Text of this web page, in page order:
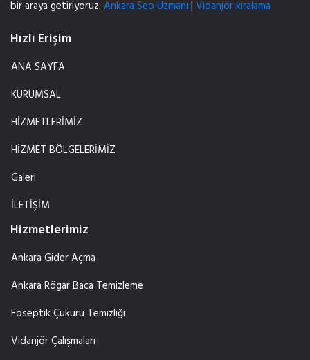
bir araya getiriyoruz. Ankara Seo Uzmanı | Vidanjör kiralama
Hızlı Erişim
ANA SAYFA
KURUMSAL
HİZMETLERİMİZ
HİZMET BÖLGELERİMİZ
Galeri
İLETİŞİM
Hizmetlerimiz
Ankara Gider Açma
Ankara Rögar Baca Temizleme
Foseptik Çukuru Temizliği
Vidanjör Çalışmaları